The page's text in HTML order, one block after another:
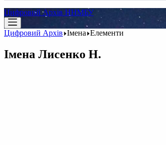
Цифровий Архів ННМБУ
Цифровий Архів Імена Елементи
Імена Лисенко Н.